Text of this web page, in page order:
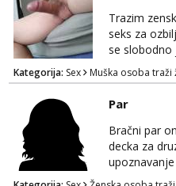
Trazim
seks za
se slobodno
Kategorija: Sex Muška osoba traži
Par
Bračni par
decka za
stariji od 30